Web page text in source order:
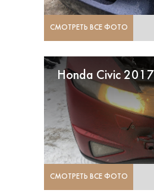
СМОТРЕТЬ ВСЕ ФОТО
Honda Civic 2017
СМОТРЕТЬ ВСЕ ФОТО